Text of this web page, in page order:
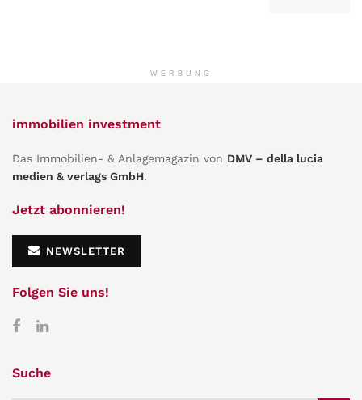
WERBUNG
immobilien investment
Das Immobilien- & Anlagemagazin von DMV – della lucia
medien & verlags GmbH.
Jetzt abonnieren!
NEWSLETTER
Folgen Sie uns!
Suche